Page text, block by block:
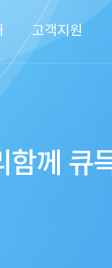
고객지원
함께 큐